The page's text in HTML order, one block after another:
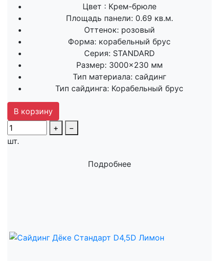
Цвет : Крем-брюле
Площадь панели: 0.69 кв.м.
Оттенок: розовый
Форма: корабельный брус
Серия: STANDARD
Размер: 3000×230 мм
Тип материала: сайдинг
Тип сайдинга: Корабельный брус
В корзину
+
−
шт.
Подробнее